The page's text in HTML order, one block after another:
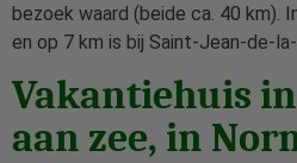
bezoek waard (beide ca. 40 km).
en op 7 km is bij Saint-Jean-de-
Vakantiehuis
aan zee, in